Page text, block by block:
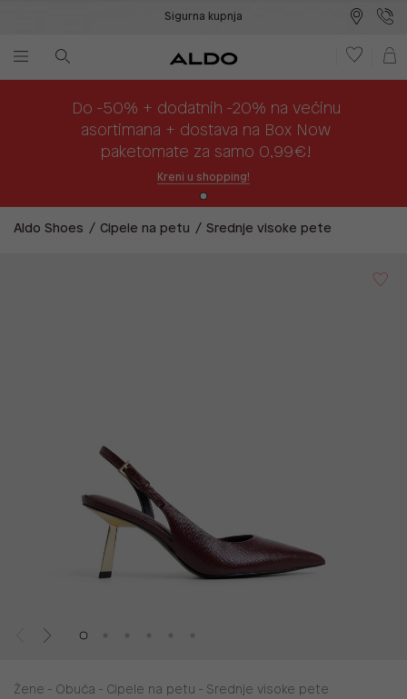
Sigurna kupnja
Do -50% + dodatnih -20% na većinu
asortimana + dostava na Box Now
paketomate za samo 0,99€!
Kreni u shopping!
Aldo Shoes Cipele na petu Srednje visoke pete
Žene - Obuća - Cipele na petu - Srednje visoke pete